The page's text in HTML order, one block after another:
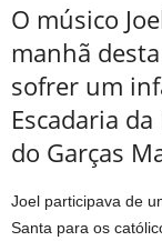
O músico
manhã
sofrer um
Escadaria
do Garças
Joel participava de
Santa para os